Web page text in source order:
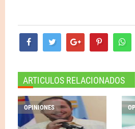
ARTICULOS RELACIONADOS
OPINIONES